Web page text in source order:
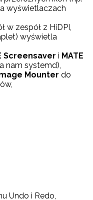
wyświetlaczach
w zespół z HiDPI,
wyświetla
Screensaver i MATE
nam systemd),
Mounter do
Undo i Redo,